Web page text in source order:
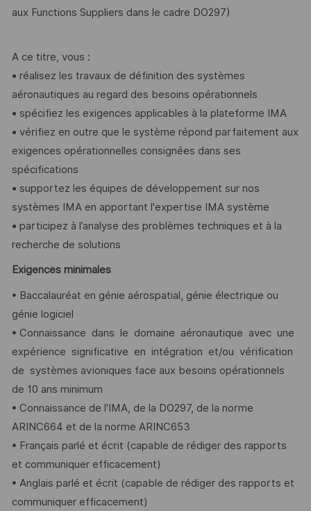
aux Functions Suppliers dans le cadre DO297)
A ce titre, vous :
• réalisez les travaux de définition des systèmes
aéronautiques au regard des besoins opérationnels
• spécifiez les exigences applicables à la plateforme IMA
• vérifiez en outre que le système répond parfaitement aux
exigences opérationnelles consignées dans ses
spécifications
• supportez les équipes de développement sur nos
systèmes IMA en apportant l'expertise IMA système
• participez à l’analyse des problèmes techniques et à la
recherche de solutions
Exigences minimales
• Baccalauréat en génie aérospatial, génie électrique ou
génie logiciel
• Connaissance dans le domaine aéronautique avec une
expérience significative en intégration et/ou vérification
de systèmes avioniques face aux besoins opérationnels
de 10 ans minimum
• Connaissance de l'IMA, de la DO297, de la norme
ARINC664 et de la norme ARINC653
• Français parlé et écrit (capable de rédiger des rapports
et communiquer efficacement)
• Anglais parlé et écrit (capable de rédiger des rapports et
communiquer efficacement)